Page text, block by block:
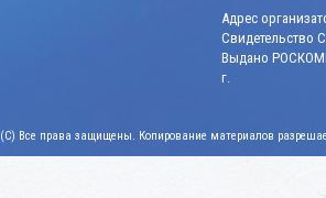
Адрес
Свидетельство
Выдано
г.
(C) Все права защищены. Копирование материалов